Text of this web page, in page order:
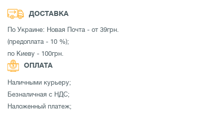
ДОСТАВКА
По Украине: Новая Почта - от 39грн.
(предоплата - 10 %);
по Киеву - 100грн.
ОПЛАТА
Наличными курьеру;
Безналичная с НДС;
Наложенный платеж;